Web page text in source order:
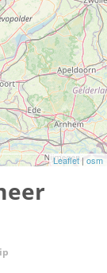
Leaflet| osm